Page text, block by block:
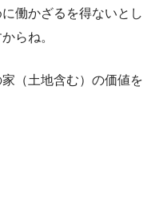
働かざるを得ないとし
らね。
（土地含む）の価値を